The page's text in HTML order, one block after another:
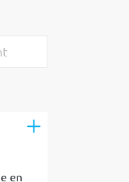
en